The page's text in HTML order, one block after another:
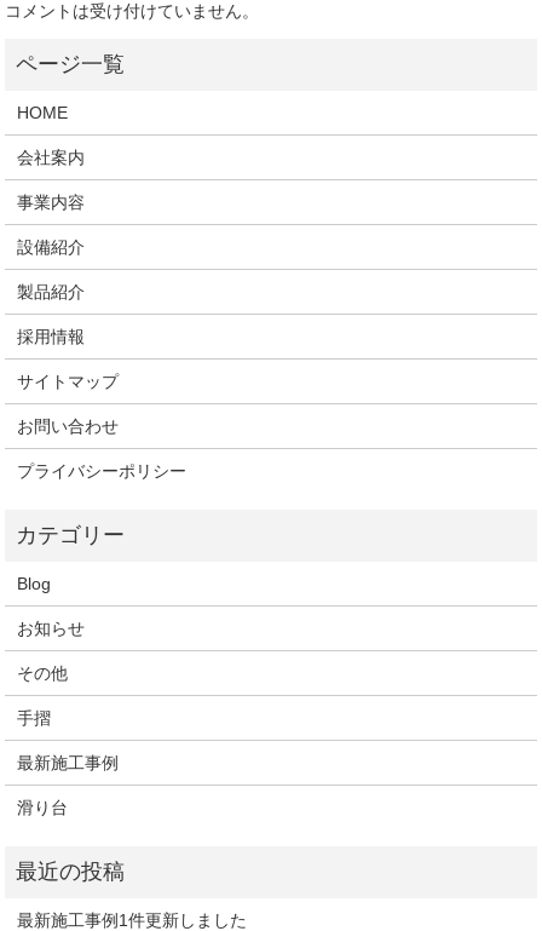
コメントは受け付けていません。
HOME
会社案内
事業内容
設備紹介
製品紹介
採用情報
サイトマップ
お問い合わせ
プライバシーポリシー
Blog
お知らせ
その他
手摺
最新施工事例
滑り台
最新施工事例1件更新しました